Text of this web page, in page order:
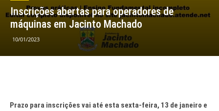
Inscrições abertas para operadores de
máquinas em Jacinto Machado
10/01/2023
Prazo para inscrições vai até esta sexta-feira, 13 de janeiro e